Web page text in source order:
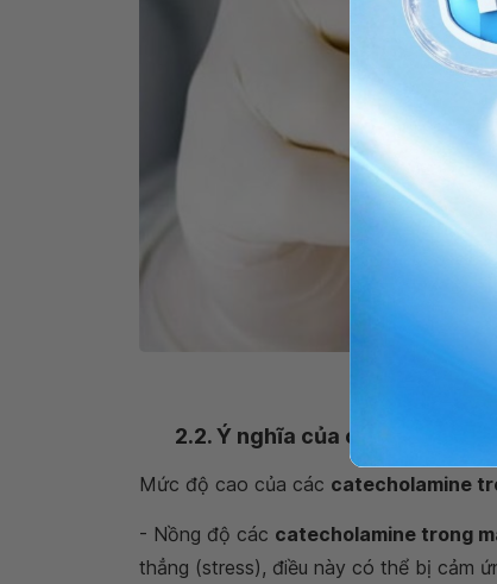
Nước tiểu
2.2. Ý nghĩa của chỉ số
Mức độ cao của các catecholamine
- Nồng độ các catecholamine trong
thẳng (stress), điều này có thể bị cảm